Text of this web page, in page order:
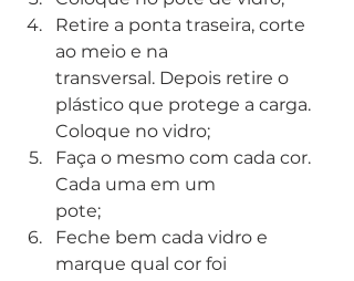
Retire a ponta traseira, corte
ao meio e na
transversal. Depois retire o
plástico que protege a carga.
Coloque no vidro;
Faça o mesmo com cada cor.
Cada uma em um
pote;
Feche bem cada vidro e
marque qual cor foi